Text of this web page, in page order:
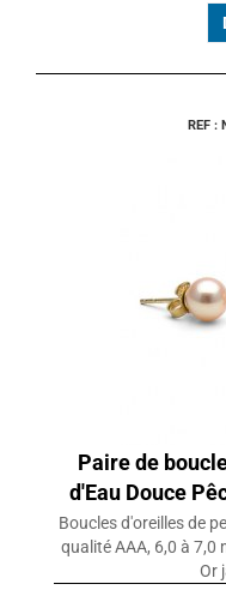
REF :
Paire de
d'Eau Douce
Boucles d'oreilles de
qualité AAA, 6,0 à 7,0
Or